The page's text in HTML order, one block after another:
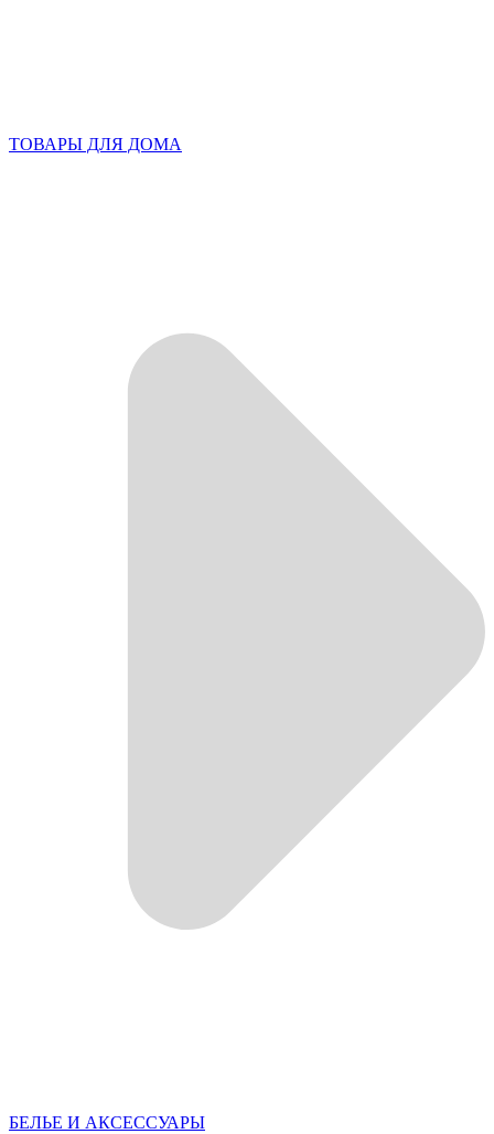
ТОВАРЫ ДЛЯ ДОМА
БЕЛЬЕ И АКСЕССУАРЫ